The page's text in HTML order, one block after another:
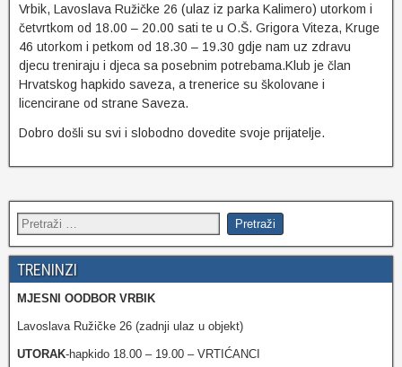
Vrbik, Lavoslava Ružičke 26 (ulaz iz parka Kalimero) utorkom i
četvrtkom od 18.00 – 20.00 sati te u O.Š. Grigora Viteza, Kruge
46 utorkom i petkom od 18.30 – 19.30 gdje nam uz zdravu
djecu treniraju i djeca sa posebnim potrebama.Klub je član
Hrvatskog hapkido saveza, a trenerice su školovane i
licencirane od strane Saveza.
Dobro došli su svi i slobodno dovedite svoje prijatelje.
TRENINZI
MJESNI OODBOR VRBIK
Lavoslava Ružičke 26 (zadnji ulaz u objekt)
UTORAK-hapkido 18.00 – 19.00 – VRTIĆANCI